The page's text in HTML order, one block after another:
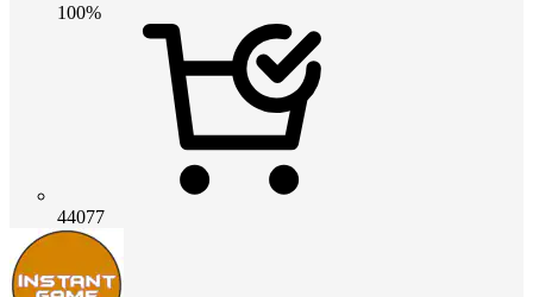
100%
44077